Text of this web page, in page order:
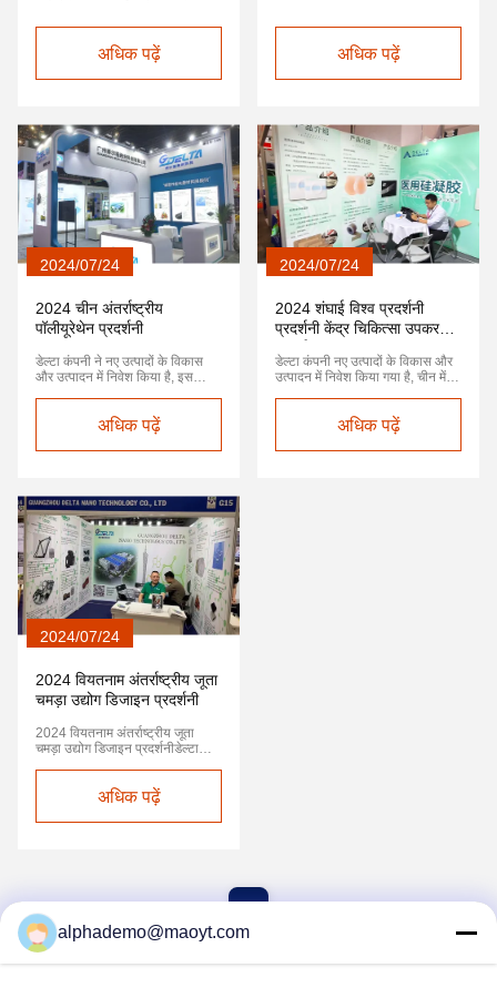
अधिक पढ़ें अधिक पढ़ें
2024/07/24
2024 चीन अंतर्राष्ट्रीय
पॉलीयूरेथेन प्रदर्शनी
डेल्टा कंपनी ने नए उत्पादों के विकास
और उत्पादन में निवेश किया है, इस
ग्राहकों लाने के लिए,केवल ग्राहकों को
देखने दें, ग्राहकों को हमारे कारखाने
हमारे आर एंड डी स्तर सहित दिखा, तो
अग्रणी हैं, और हम अपने बूथ पर आपकी
यात्रा के लिए तत्पर हैं, और आशा है कि
हम सहयोग तक पहुँच सकते हैं!
अधिक पढ़ें
2024/07/24
2024 शंघाई विश्व प्रदर्शनी
प्रदर्शनी केंद्र चिकित्सा उपकरण
डेल्टा कंपनी नए उत्पादों के विकास और
उत्पादन में निवेश किया गया है, चीन में,
लिए,केवल ग्राहकों को देखने दें, ग्राहकों
को हमारे कारखाने हमारे आर एंड डी स्तर
सहित दिखा, तो हमारे सहयोग तेजी से
अधिक पढ़ें
2024/07/24
2024 वियतनाम अंतर्राष्ट्रीय जूता
चमड़ा उद्योग डिजाइन प्रदर्शनी
2024 वियतनाम अंतर्राष्ट्रीय जूता
चमड़ा उद्योग डिजाइन प्रदर्शनीडेल्टा
प्रदर्शनीविदेशी देशों में हमारा पहला कदम
है, हम जोरदार हमारी कंपनी के बाजार
सहयोग के साथ विदेशी व्यापार का
अधिक पढ़ें
1
alphademo@maoyt.com